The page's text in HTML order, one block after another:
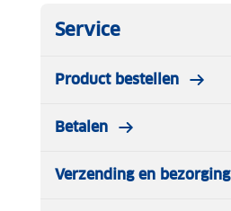
Service
Product bestellen
Betalen
Verzending en bezorging